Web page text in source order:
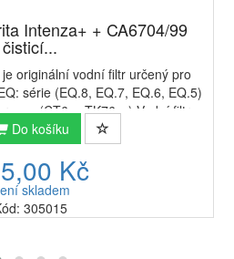
Intenza+ + CA6704/99
čisticí...
originální vodní filtr určený pro
série (EQ.8, EQ.7, EQ.6, EQ.5)
(CT6…,TK76…).Vodní filtr
chlóru, mědi a ji...
Do košíku
Kč
skladem
305015